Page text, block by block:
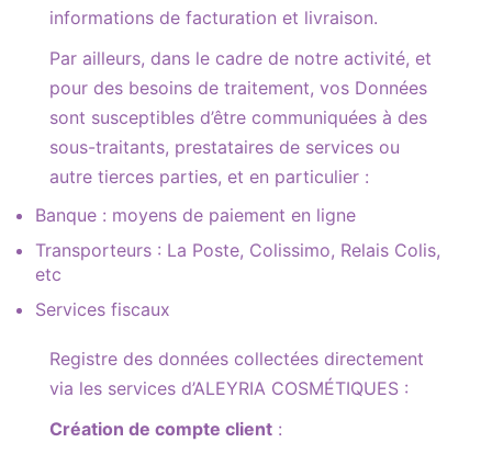
informations de facturation et livraison.
Par ailleurs, dans le cadre de notre activité, et
pour des besoins de traitement, vos Données
sont susceptibles d’être communiquées à des
sous-traitants, prestataires de services ou
autre tierces parties, et en particulier :
Banque : moyens de paiement en ligne
Transporteurs : La Poste, Colissimo, Relais Colis,
etc
Services fiscaux
Registre des données collectées directement
via les services d’ALEYRIA COSMÉTIQUES :
Création de compte client: